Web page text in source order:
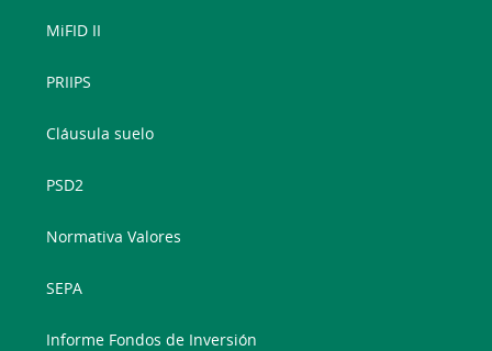
MiFID II
PRIIPS
Cláusula suelo
PSD2
Normativa Valores
SEPA
Informe Fondos de Inversión